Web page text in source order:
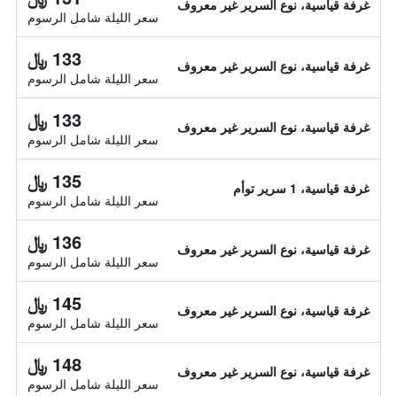
غرفة قياسية، نوع السرير غير معروف
سعر الليلة شامل الرسوم
غرفة قياسية، نوع السرير غير معروف 133 ﷼
سعر الليلة شامل الرسوم
غرفة قياسية، نوع السرير غير معروف 133 ﷼
سعر الليلة شامل الرسوم
غرفة قياسية، 1 سرير توأم 135 ﷼
سعر الليلة شامل الرسوم
غرفة قياسية، نوع السرير غير معروف 136 ﷼
سعر الليلة شامل الرسوم
غرفة قياسية، نوع السرير غير معروف 145 ﷼
سعر الليلة شامل الرسوم
غرفة قياسية، نوع السرير غير معروف 148 ﷼
سعر الليلة شامل الرسوم